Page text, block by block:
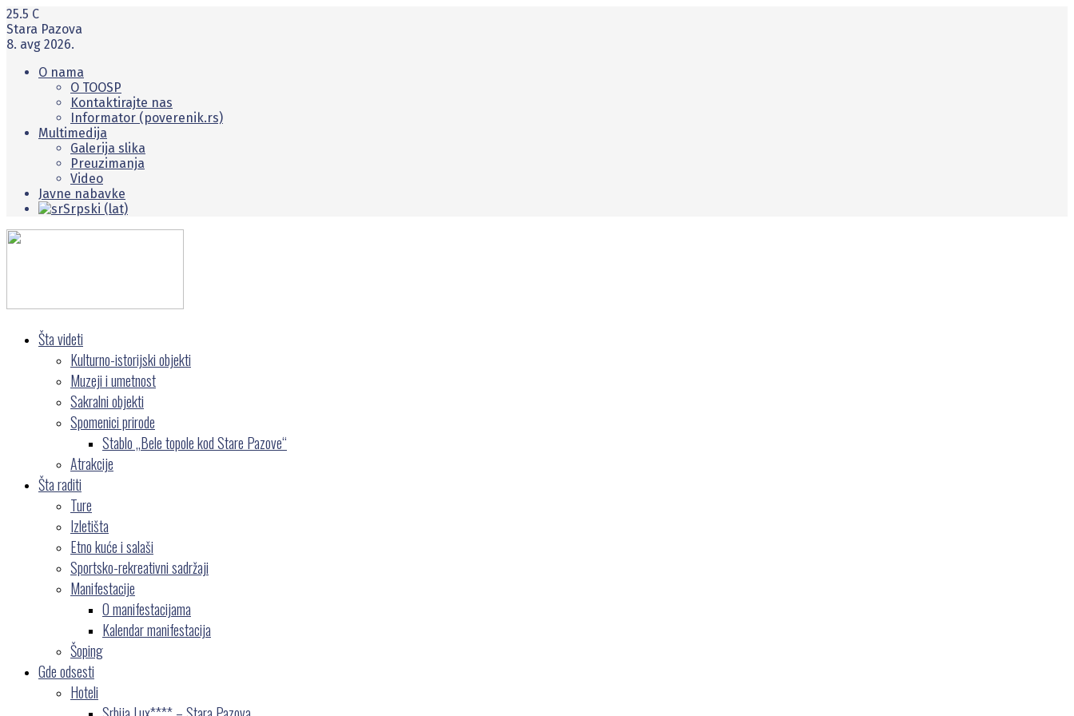
25.5 C
Stara Pazova
8. avg 2026.
O nama
O TOOSP
Kontaktirajte nas
Informator (poverenik.rs)
Multimedija
Galerija slika
Preuzimanja
Video
Javne nabavke
Srpski (lat)
Šta videti
Kulturno-istorijski objekti
Muzeji i umetnost
Sakralni objekti
Spomenici prirode
Stablo „Bele topole kod Stare Pazove“
Atrakcije
Šta raditi
Ture
Izletišta
Etno kuće i salaši
Sportsko-rekreativni sadržaji
Manifestacije
O manifestacijama
Kalendar manifestacija
Šoping
Gde odsesti
Hoteli